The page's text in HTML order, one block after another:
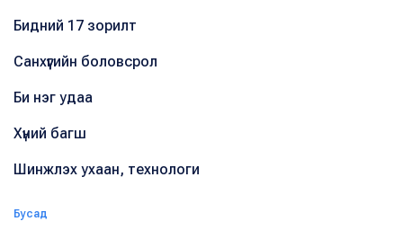
Бидний 17 зорилт
Санхүүгийн боловсрол
Би нэг удаа
Хүний багш
Шинжлэх ухаан, технологи
Бусад